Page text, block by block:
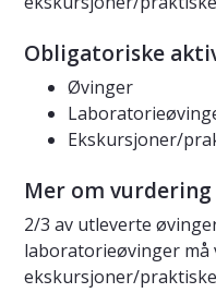
Obligatoriske
Øvinger
Ekskursjoner/
Mer om vurdering
2/3 av utleverte
laboratorieøvinger
ekskursjoner/